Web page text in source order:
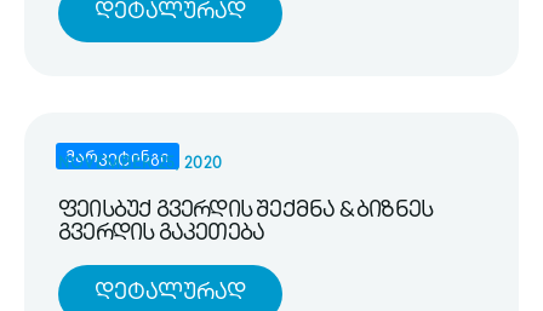
Დეტალურად
მარკეტინგი
NOVEMBER 25, 2020
ფეისბუქ გვერდის შექმნა & ბიზნეს
გვერდის გაკეთება
Დეტალურად